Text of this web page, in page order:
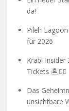
da!
Pileh
für 2026
Krabi Insider
Tickets 🏝️🧗‍♂️
Das
unsichtbare